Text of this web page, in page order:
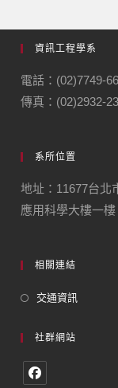
資訊工程學系
電話：(02)7749-
傳真：(02)2932-
系所位置
地址：11677台北
應用科學大樓一樓
相關連結
交通資訊
社群網站